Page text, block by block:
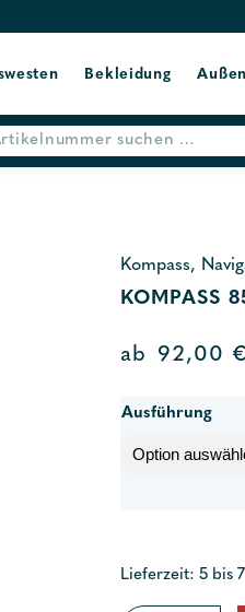
Bekleidung
Kompass,
KOMPASS
ab 92,00 €
Ausführung
Lieferzeit: 5 bis